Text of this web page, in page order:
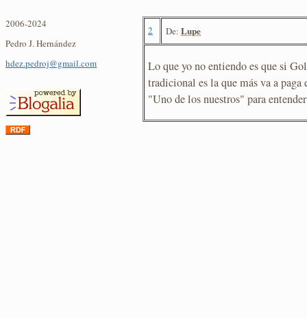
2006-2024
Pedro J. Hernández
hdez.pedroj@gmail.com
2 De: Lupe
Lo que yo no entiendo es que si
tradicional es la que más va a
"Uno de los nuestros" para